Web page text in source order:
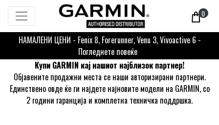
0
НАМАЛЕНИ ЦЕНИ - Fenix 8, Forerunner, Venu 3, Vivoactive 6 -
Погледнете повеќе
Купи GARMIN кај нашиот најблизок партнер!
Објавените продажни места се наши авторизирани партнери.
Единствено овде ќе ги најдете најновите модели на GARMIN, со
2 години гаранција и комплетна техничка поддршка.